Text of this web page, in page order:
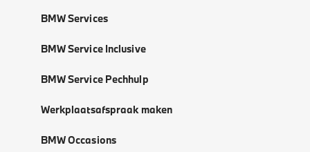
BMW Services
BMW Service Inclusive
BMW Service Pechhulp
Werkplaatsafspraak maken
BMW Occasions